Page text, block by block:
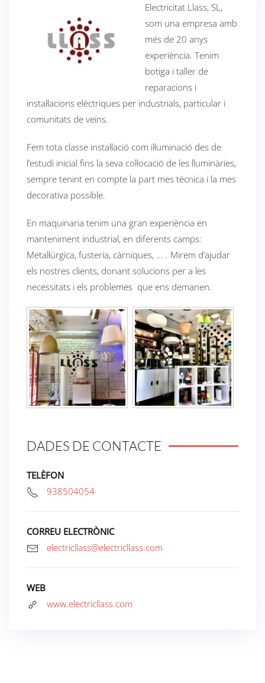
Electricitat Llass, SL,
som una empresa amb
més de 20 anys
experiència. Tenim
botiga i taller de
reparacions i
instal·lacions elèctriques per industrials, particular i
comunitats de veïns.
Fem tota classe instal·lació com il·luminació des de
l’estudi inicial fins la seva col·locació de les lluminàries,
sempre tenint en compte la part mes tècnica i la mes
decorativa possible.
En maquinaria tenim una gran experiència en
manteniment industrial, en diferents camps:
Metal·lúrgica, fusteria, càrniques, ... . Mirem d’ajudar
els nostres clients, donant solucions per a les
necessitats i els problemes que ens demanen.
DADES DE CONTACTE
TELÈFON
938504054
CORREU ELECTRÒNIC
electricllass@electricllass.com
WEB
www.electricllass.com